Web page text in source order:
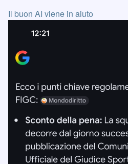
Il buon AI viene in aiuto